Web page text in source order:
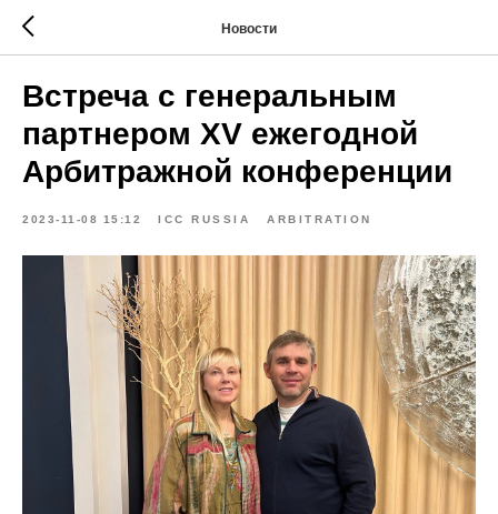
Новости
Встреча с генеральным
партнером XV ежегодной
Арбитражной конференции
2023-11-08 15:12 ICC RUSSIA ARBITRATION